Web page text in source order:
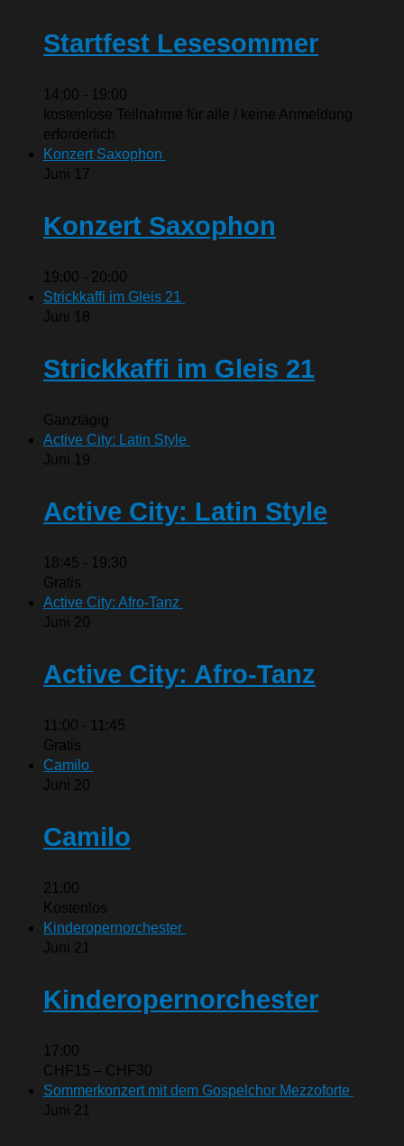
Startfest Lesesommer
14:00 - 19:00
kostenlose Teilnahme für alle / keine Anmeldung
erforderlich
Konzert Saxophon
Juni 17
Konzert Saxophon
19:00 - 20:00
Strickkaffi im Gleis 21
Juni 18
Strickkaffi im Gleis 21
Ganztägig
Active City: Latin Style
Juni 19
Active City: Latin Style
18:45 - 19:30
Gratis
Active City: Afro-Tanz
Juni 20
Active City: Afro-Tanz
11:00 - 11:45
Gratis
Camilo
Juni 20
Camilo
21:00
Kostenlos
Kinderopernorchester
Juni 21
Kinderopernorchester
17:00
CHF15 – CHF30
Sommerkonzert mit dem Gospelchor Mezzoforte
Juni 21